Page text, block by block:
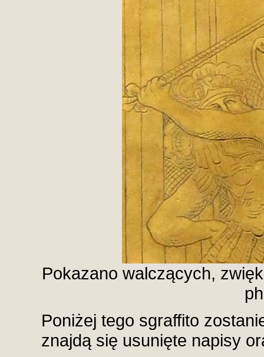
Pokazano walczących,
Poniżej tego sgraffito
znajdą się usunięte napisy